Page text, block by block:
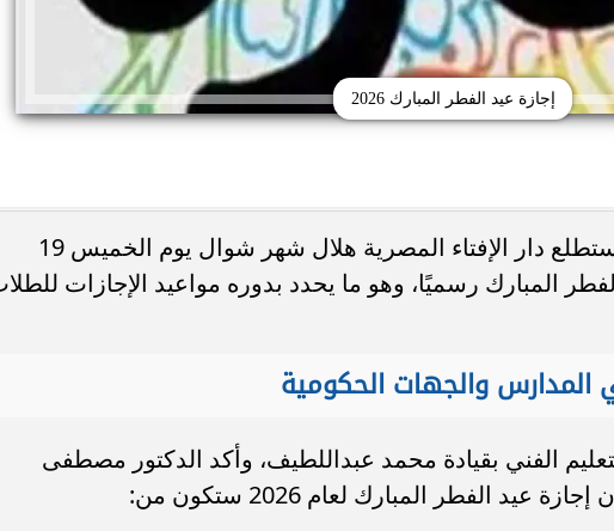
إجازة عيد الفطر المبارك 2026
مع اقتراب نهاية شهر رمضان، يستطلع دار الإفتاء المصرية هلال شهر شوال يوم الخميس 19
عيد الفطر المبارك رسميًا، وهو ما يحدد بدوره مواعيد الإجازات
المدارس والجهات الحكومية
الفني بقيادة محمد عبداللطيف، وأكد الدكتور مصطفى
الفطر المبارك لعام 2026 ستكون من:
تظلمات الثانوية العامة 2026.. التعليم تحدد